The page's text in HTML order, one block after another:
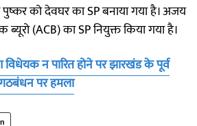
पुष्कर को देवघर का SP बनाया गया है। अजय
ब्यूरो (ACB) का SP नियुक्त किया गया है।
विधेयक न पारित होने पर झारखंड के पूर्व
गठबंधन पर हमला